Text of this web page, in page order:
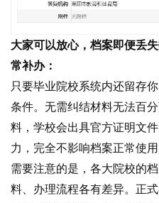
大家可以放心，档案即便丢
常补办：
只要毕业院校系统内还留存
条件。无需纠结材料无法百
料，学校会出具官方证明文
力，完全不影响档案正常使用
需要注意的是，各大院校的
料、办理流程各有差异。正